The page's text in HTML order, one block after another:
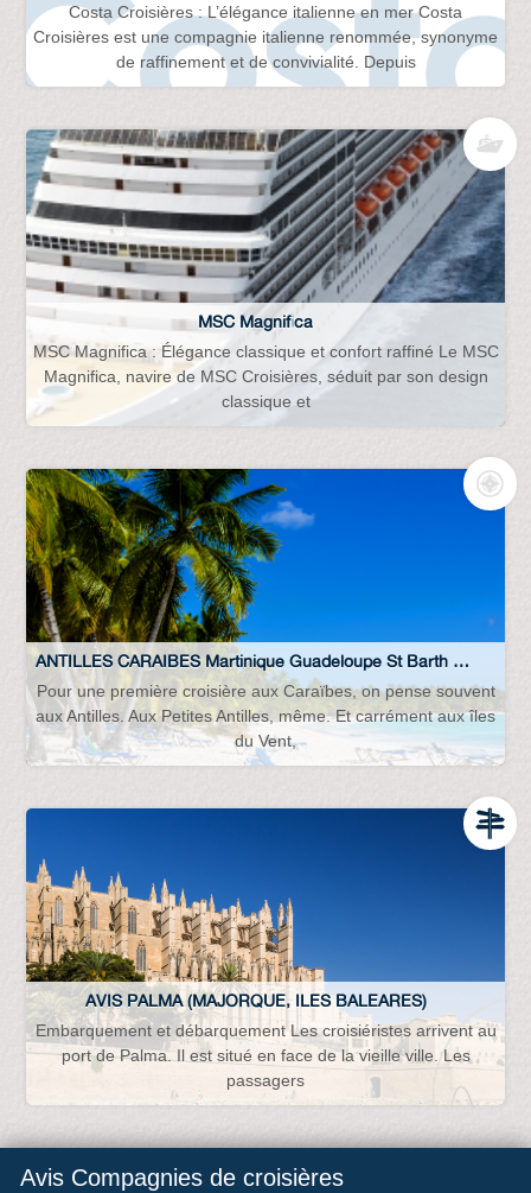
Costa Croisières : L’élégance italienne en mer Costa
Croisières est une compagnie italienne renommée, synonyme
de raffinement et de convivialité. Depuis
MSC Magnifica
MSC Magnifica : Élégance classique et confort raffiné Le MSC
Magnifica, navire de MSC Croisières, séduit par son design
classique et
ANTILLES CARAIBES Martinique Guadeloupe St Barth Rep-Dominique, Rep Dominicaine
Pour une première croisière aux Caraïbes, on pense souvent
aux Antilles. Aux Petites Antilles, même. Et carrément aux îles
du Vent,
AVIS PALMA (MAJORQUE, ILES BALEARES)
Embarquement et débarquement Les croisiéristes arrivent au
port de Palma. Il est situé en face de la vieille ville. Les
passagers
Avis Compagnies de croisières